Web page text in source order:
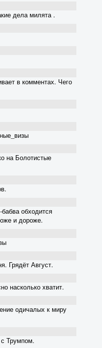
дела милята .
в комментах. Чего
на Болотистые
обходится
и дороже.
Грядёт Август.
насколько хватит.
одичалых к миру
с Трумпом.